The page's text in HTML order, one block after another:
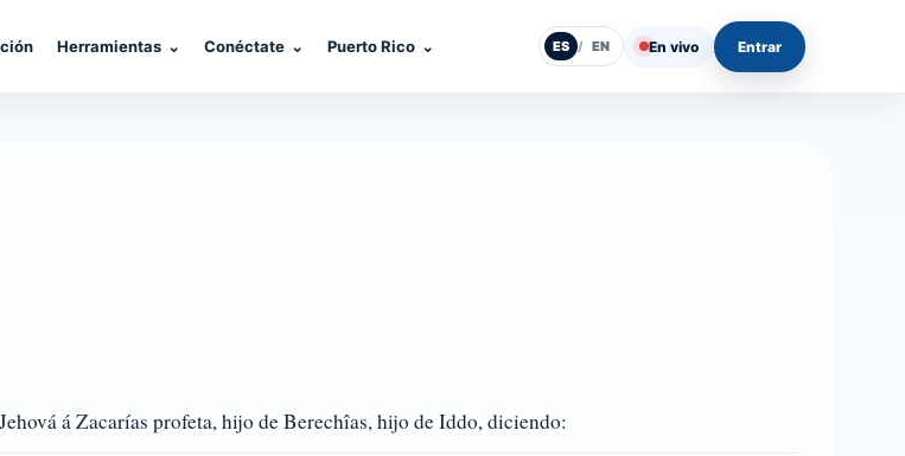
Herramientas ⌄ Conéctate ⌄ Puerto Rico ⌄ ES / EN En vivo Entrar
á Zacarías profeta, hijo de Berechîas, hijo de Iddo, diciendo: